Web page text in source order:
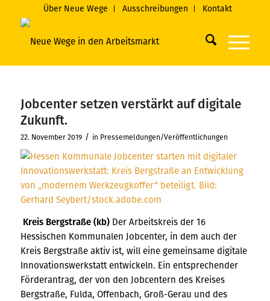
Über Neue Wege Ausschreibungen Kontakt
Jobcenter setzen verstärkt auf digitale
Zukunft.
22. November 2019 / in Pressemeldungen/Veröffentlichungen
Kreis Bergstraße (kb) Der Arbeitskreis der 16
Hessischen Kommunalen Jobcenter, in dem auch der
Kreis Bergstraße aktiv ist, will eine gemeinsame digitale
Innovationswerkstatt entwickeln. Ein entsprechender
Förderantrag, der von den Jobcentern des Kreises
Bergstraße, Fulda, Offenbach, Groß-Gerau und des